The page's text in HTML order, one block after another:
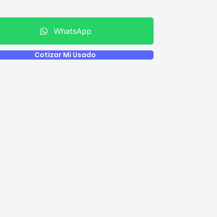
WhatsApp
Cotizar Mi Usado